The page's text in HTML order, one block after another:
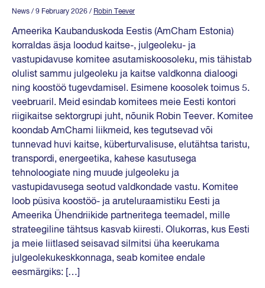
News / 9 February 2026 / Robin Teever
Ameerika Kaubanduskoda Eestis (AmCham Estonia)
korraldas äsja loodud kaitse-, julgeoleku- ja
vastupidavuse komitee asutamiskoosoleku, mis tähistab
olulist sammu julgeoleku ja kaitse valdkonna dialoogi
ning koostöö tugevdamisel. Esimene koosolek toimus 5.
veebruaril. Meid esindab komitees meie Eesti kontori
riigikaitse sektorgrupi juht, nõunik Robin Teever. Komitee
koondab AmChami liikmeid, kes tegutsevad või
tunnevad huvi kaitse, küberturvalisuse, elutähtsa taristu,
transpordi, energeetika, kahese kasutusega
tehnoloogiate ning muude julgeoleku ja
vastupidavusega seotud valdkondade vastu. Komitee
loob püsiva koostöö- ja aruteluraamistiku Eesti ja
Ameerika Ühendriikide partneritega teemadel, mille
strateegiline tähtsus kasvab kiiresti. Olukorras, kus Eesti
ja meie liitlased seisavad silmitsi üha keerukama
julgeolekukeskkonnaga, seab komitee endale
eesmärgiks: […]